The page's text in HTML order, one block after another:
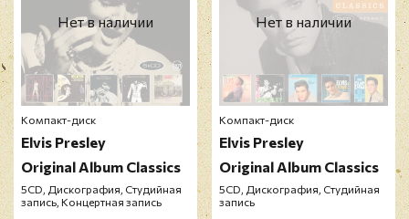
12. She's Not You
13. Wild In The Country
14. Wooden Heart
15. The Girl Of My Best Friend
16. Follow That Dream
17. King Of The Whole Wide World
18. Can't Help Falling In Love
CD 4: Elvis' Gold Records Vol. 4 (1968)
1. Return To Sender
Нет в наличии
Компакт-диск
Elvis Presley
Original Album Classics
5CD, Дискография, Студийная
запись, Концертная запись
Нет в наличии
Компакт-диск
Elvis Presley
Original Album Classics
5CD, Дискография, Студийная
запись